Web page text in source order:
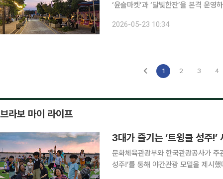
‘윤슬마켓’과 ‘달빛한잔’을 본격 운영하며 전주
고 23일 밝혔다. 행사 구간
2026-05-23 10:34
1 2 3 4
브라보 마이 라이프
3대가 즐기는 ‘트윙클 성주
문화체육관광부와 한국관광공사가
성주!’를 통해 야간관광 모델을 제시